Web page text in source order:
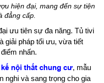
hiện đại, mang đến sự tiện
đẳng cấp.
ưu tiên sự đa năng. Tủ tivi
giải pháp tối ưu, vừa tiết
nhấn.
nội thất chung cư, mẫu
nghi và sang trọng cho gia